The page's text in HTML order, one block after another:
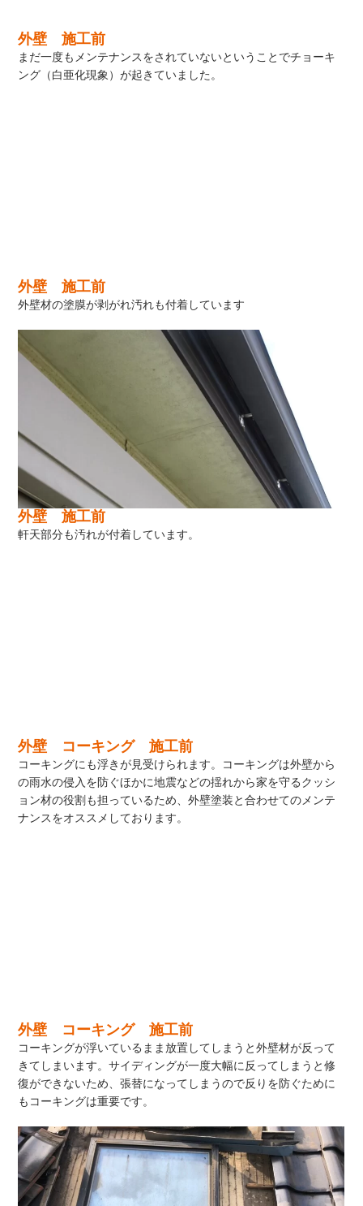
外壁 施工前
まだ一度もメンテナンスをされていないということでチョーキ
ング（白亜化現象）が起きていました。
外壁 施工前
外壁材の塗膜が剥がれ汚れも付着しています
外壁 施工前
軒天部分も汚れが付着しています。
外壁 コーキング 施工前
コーキングにも浮きが見受けられます。コーキングは外壁から
の雨水の侵入を防ぐほかに地震などの揺れから家を守るクッシ
ョン材の役割も担っているため、外壁塗装と合わせてのメンテ
ナンスをオススメしております。
外壁 コーキング 施工前
コーキングが浮いているまま放置してしまうと外壁材が反って
きてしまいます。サイディングが一度大幅に反ってしまうと修
復ができないため、張替になってしまうので反りを防ぐために
もコーキングは重要です。